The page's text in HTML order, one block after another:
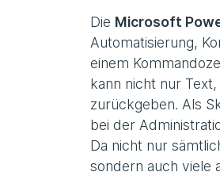
Die Microsoft
Automatisierung,
einem
kann nicht nur
zurückgeben. Als
bei der
Da nicht nur
sondern auch viele